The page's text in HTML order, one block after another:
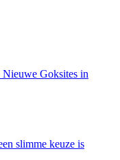
Nieuwe Goksites in
slimme keuze is